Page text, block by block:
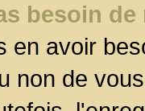
besoin
en avoir
non de